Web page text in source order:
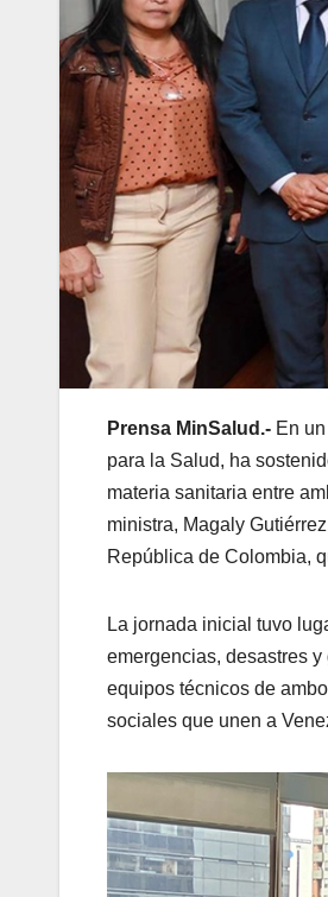
Prensa MinSalud.- En
para la Salud, ha
materia sanitaria entre
ministra, Magaly
República de Colombia,
La jornada inicial tuvo
emergencias, desastres
equipos técnicos de
sociales que unen a